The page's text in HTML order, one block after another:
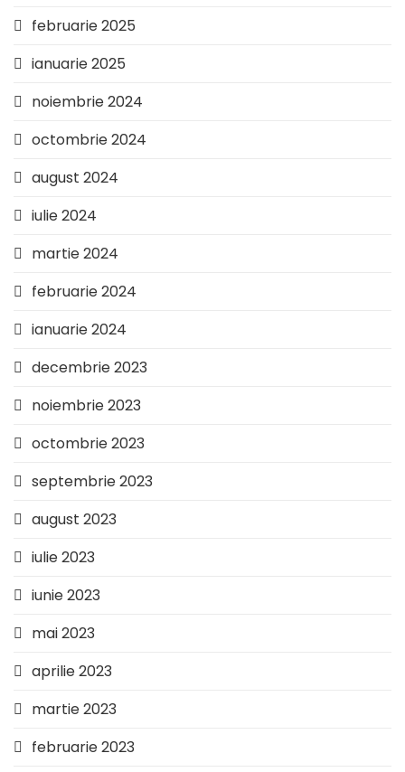
februarie 2025
ianuarie 2025
noiembrie 2024
octombrie 2024
august 2024
iulie 2024
martie 2024
februarie 2024
ianuarie 2024
decembrie 2023
noiembrie 2023
octombrie 2023
septembrie 2023
august 2023
iulie 2023
iunie 2023
mai 2023
aprilie 2023
martie 2023
februarie 2023